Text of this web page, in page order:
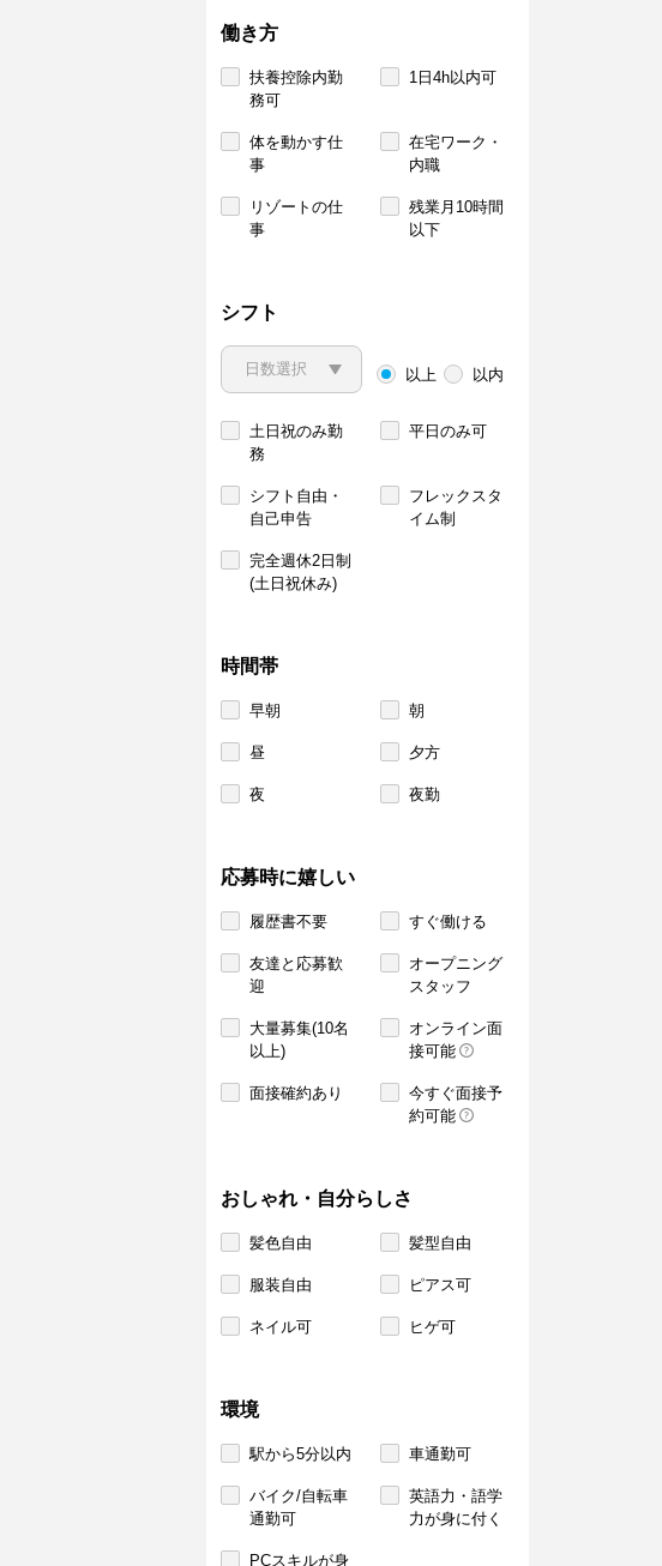
働き方
扶養控除内勤
務可
1日4h以内可
体を動かす仕
事
在宅ワーク・
内職
リゾートの仕
事
残業月10時間
以下
シフト
以上 以内
土日祝のみ勤
務
平日のみ可
シフト自由・
自己申告
フレックスタ
イム制
完全週休2日制
(土日祝休み)
時間帯
早朝 朝
昼 夕方
夜 夜勤
応募時に嬉しい
履歴書不要 すぐ働ける
友達と応募歓
迎
オープニング
スタッフ
大量募集(10名
以上)
オンライン面
接可能
面接確約あり
今すぐ面接予
約可能
おしゃれ・自分らしさ
髪色自由 髪型自由
服装自由 ピアス可
ネイル可 ヒゲ可
環境
駅から5分以内 車通勤可
バイク/自転車
通勤可
英語力・語学
力が身に付く
PCスキルが身